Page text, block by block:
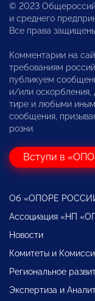
© 2023
и среднего
Все права
Комментарии на
требованиям
публикуем
и/или оскорбления,
тире и любыми
сообщения,
розни.
Вступи в
Об «ОПОРЕ
Ассоциация «НП
Новости
Комитеты и
Региональное
Экспертиза и